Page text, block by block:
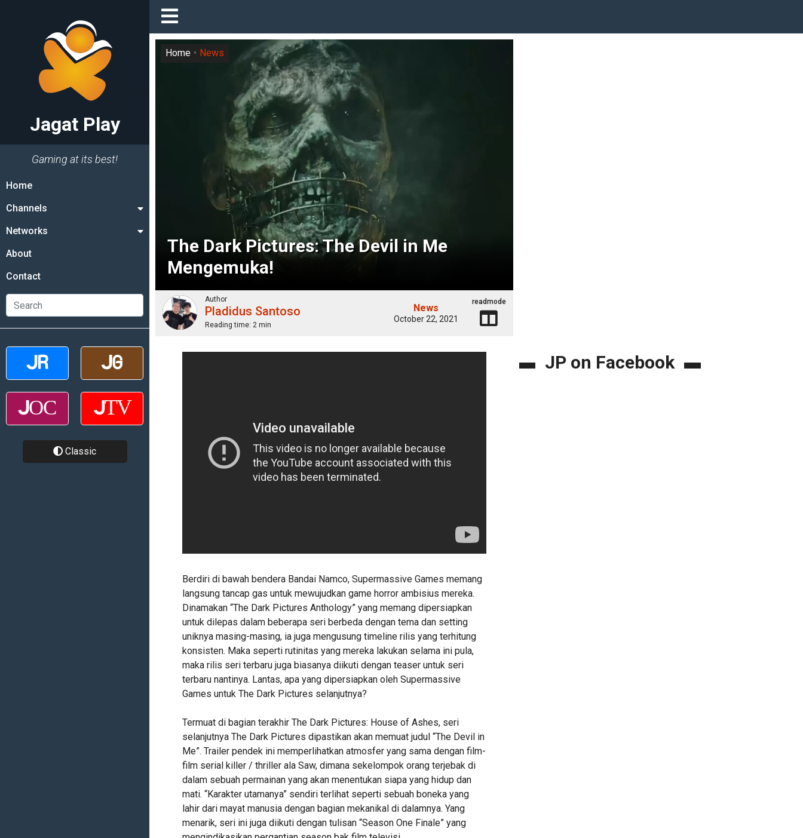
Jagat Play
Gaming at its best!
Home
Channels
Networks
About
Contact
Classic
The Dark Pictures: The Devil in Me
Mengemuka!
Home News
Author
Pladidus Santoso
Reading time: 2 min
News
October 22, 2021
readmode
Berdiri di bawah bendera Bandai Namco, Supermassive Games memang
langsung tancap gas untuk mewujudkan game horror ambisius mereka.
Dinamakan “The Dark Pictures Anthology” yang memang dipersiapkan
untuk dilepas dalam beberapa seri berbeda dengan tema dan setting
uniknya masing-masing, ia juga mengusung timeline rilis yang terhitung
konsisten. Maka seperti rutinitas yang mereka lakukan selama ini pula,
maka rilis seri terbaru juga biasanya diikuti dengan teaser untuk seri
terbaru nantinya. Lantas, apa yang dipersiapkan oleh Supermassive
Games untuk The Dark Pictures selanjutnya?
Termuat di bagian terakhir The Dark Pictures: House of Ashes, seri
selanjutnya The Dark Pictures dipastikan akan memuat judul “The Devil in
Me”. Trailer pendek ini memperlihatkan atmosfer yang sama dengan film-
film serial killer / thriller ala Saw, dimana sekelompok orang terjebak di
dalam sebuah permainan yang akan menentukan siapa yang hidup dan
mati. “Karakter utamanya” sendiri terlihat seperti sebuah boneka yang
lahir dari mayat manusia dengan bagian mekanikal di dalamnya. Yang
menarik, seri ini juga diikuti dengan tulisan “Season One Finale” yang
JP on Facebook